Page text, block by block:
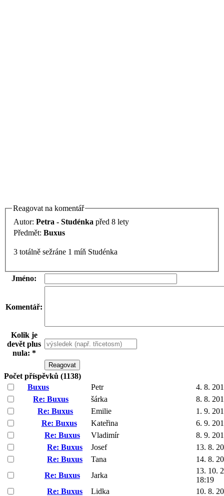
Reagovat na komentář
Autor: Petra - Studénka před 8 lety
Předmět: Buxus
3 totálně sežráne 1 míň Studénka
Jméno:
Komentář:
Kolik je
devět plus
nula: *
Počet příspěvků (1138)
Buxus
Petr
4. 8.
Re: Buxus
šárka
8. 8.
Re: Buxus
Emilie
1. 9.
Re: Buxus
Kateřina
6. 9.
Re: Buxus
Vladimír
8. 9.
Re: Buxus
Josef
13. 8.
Re: Buxus
Tana
14. 8.
Re: Buxus
Jarka
13. 10.
18:19
Re: Buxus
Lidka
10. 8.